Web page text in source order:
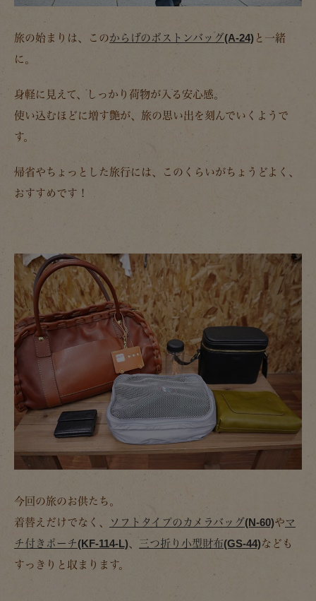
旅の始まりは、このからげのボストンバッグ(A-24) と一緒
に。
身軽に見えて、しっかり荷物が入る安心感。
使い込むほどに増す艶が、旅の思い出を刻んでいくようで
す。
帰省やちょっとした旅行には、このくらいがちょうどよく、
おすすめです！
今回の旅のお供たち。
着替えだけでなく、
ソフトタイプのカメラバッグ(N-60)やマ
チ付きポーチ(KF-114-L)、 三つ折り小型財布(GS-44)なども
すっきりと収まります。